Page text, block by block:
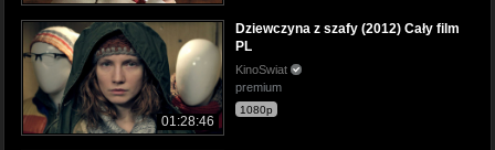
01:28:46
Dziewczyna z szafy (2012) Cały film
PL
KinoSwiat
premium
1080p